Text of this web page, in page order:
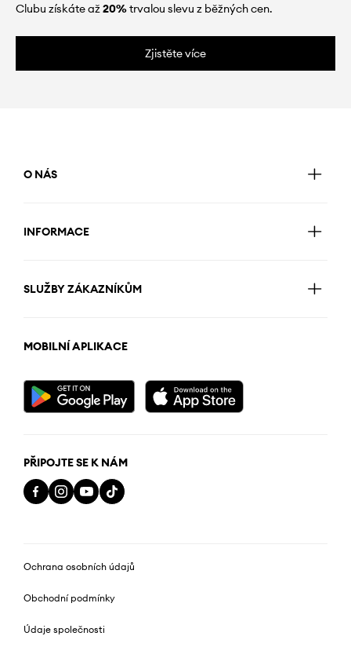
Clubu získáte až20%trvalou slevu z běžných cen.
Zjistěte více
O NÁS
INFORMACE
SLUŽBY ZÁKAZNÍKŮM
MOBILNÍ APLIKACE
PŘIPOJTE SE K NÁM
Ochrana osobních údajů
Obchodní podmínky
Údaje společnosti